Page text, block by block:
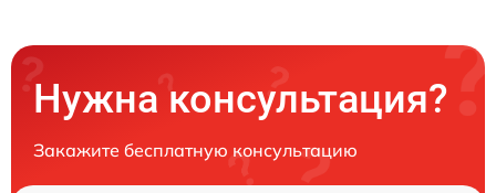
Нужна консультация?
Закажите бесплатную консультацию